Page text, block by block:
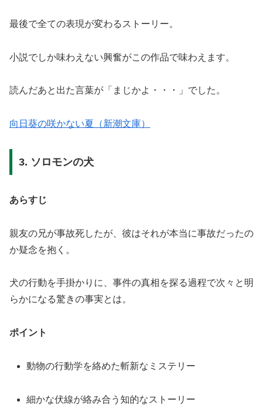
最後で全ての表現が変わるストーリー。
小説でしか味わえない興奮がこの作品で味わえます。
読んだあと出た言葉が「まじかよ・・・」でした。
向日葵の咲かない夏（新潮文庫）
3. ソロモンの犬
あらすじ
親友の兄が事故死したが、彼はそれが本当に事故だったの
か疑念を抱く。
犬の行動を手掛かりに、事件の真相を探る過程で次々と明
らかになる驚きの事実とは。
ポイント
動物の行動学を絡めた斬新なミステリー
細かな伏線が絡み合う知的なストーリー